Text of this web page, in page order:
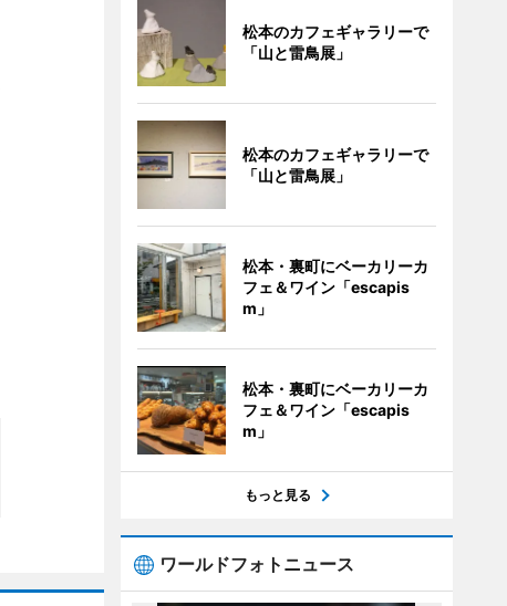
松本のカフェギャラリーで
「山と雷鳥展」
松本のカフェギャラリーで
「山と雷鳥展」
松本・裏町にベーカリーカ
フェ＆ワイン「escapis
m」
松本・裏町にベーカリーカ
フェ＆ワイン「escapis
m」
もっと見る
ワールドフォトニュース